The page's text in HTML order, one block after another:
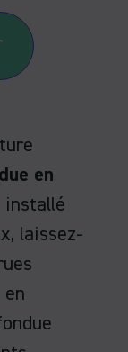
en
installé
laissez-
en